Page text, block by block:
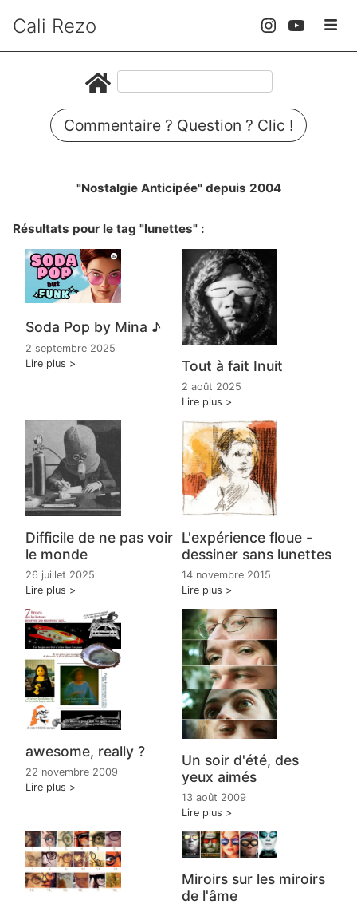
Cali Rezo
Commentaire ? Question ? Clic !
"Nostalgie Anticipée" depuis 2004
Résultats pour le tag "lunettes" :
Soda Pop by Mina ♪
2 septembre 2025
Lire plus
Tout à fait Inuit
2 août 2025
Lire plus
Difficile de ne pas voir
le monde
26 juillet 2025
Lire plus
L'expérience floue -
dessiner sans lunettes
14 novembre 2015
Lire plus
awesome, really ?
22 novembre 2009
Lire plus
Un soir d'été, des
yeux aimés
13 août 2009
Lire plus
Miroirs sur les miroirs
de l'âme